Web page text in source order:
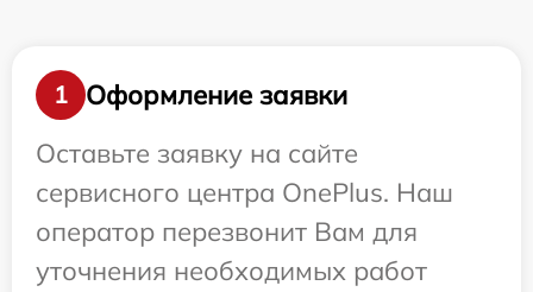
1
Оформление заявки
Оставьте заявку на сайте
сервисного центра OnePlus. Наш
оператор перезвонит Вам для
уточнения необходимых работ